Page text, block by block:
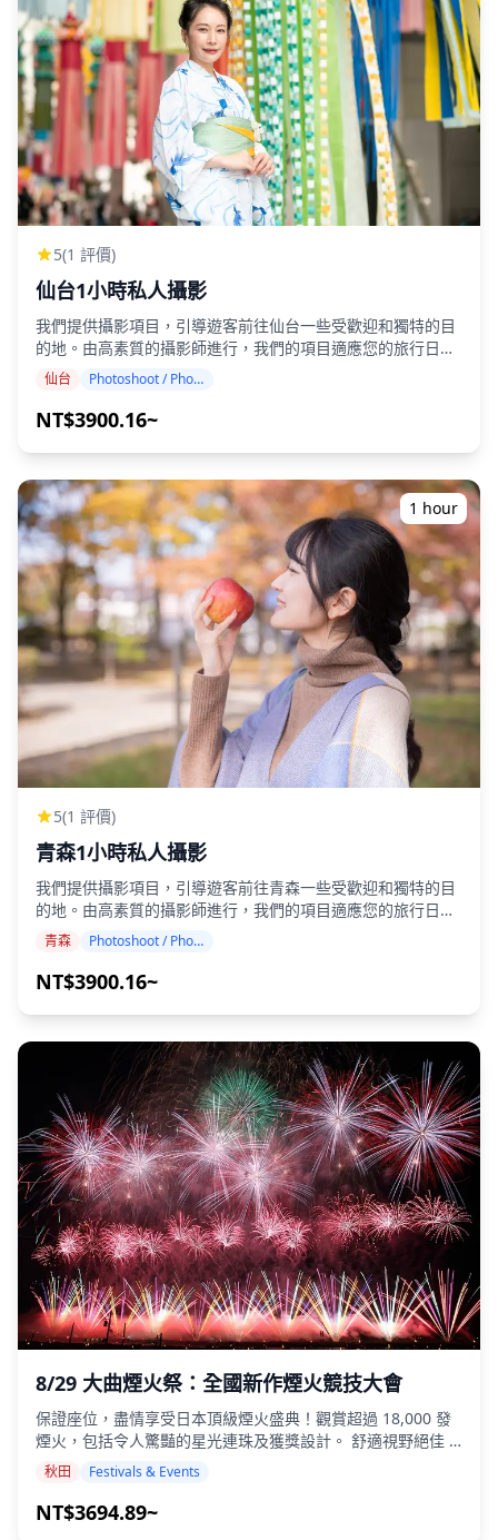
使用LINE時遇到任何問題，請告知我們。） ・如果您希望在
度假村、餐廳、飯店或其他需要事先許可的設施拍照，請務必
自行提前取得必要的拍攝許可。
店套餐（選購） 為提供更舒適便利的體驗，我們也提供限量飯
店套餐，包含節慶當日一晚住宿及觀覽席門票。 可選飯店：
・青森中心飯店 ・淺蟲溫泉 南部屋‧海扇閣 飯店套餐數量有
限，售完為止，敬請把握。 **時間與地點** 遊行時程（開始
時間）： ・8月2日～3日 19:00 – 兒童睡魔及大型睡魔 ・8月4
日～6日 18:45 – 大型睡魔 ・8月7日 13:00 – 大型睡魔 / 19:15
– 煙火表演及睡魔海上遊行（青森港） 地點： ・青森縣青森市
中央1丁目 030-0822（青森睡魔祭） ・從JR青森車站步行約
10分鐘 ## **門票資訊與取票** 本活動提供實體紙本門票，
非電子票券。 節慶當日，請前往以下地點直接向工作人員領取
您的門票。 完成預訂後，我們將於活動前一天通知您具體的取
票時間。 ・取票地點： 新町Cube 6樓 多功能樓層 青森市新
町2-6-25 青森030-0801
https://maps.app.goo.gl/481Bn4NX1wmvAydg7 ・取票時
間： 8月2日～6日取票時間窗口：14:30〜18:30 8月7日取票
時間窗口：9:30〜12:30 ⚠︎ 從新町Cube（取票地點）步行至
取票。 *若無法在指定時間內取票， 恕無法辦理退款。 *具體
受理時間將另行個別通知。 ⚠︎ 恕不提供選位服務。 ## **關
於住宿套餐** ・青森中心飯店住宿方案 請自行前往飯店辦理
入住。 節慶當日一晚住宿 提供單人房及雙人房。 含早餐
ADDRESS: 1-10-9-1 Furukawa, Aomori City, Aomori 030-
0862 ・淺蟲溫泉 南部屋‧海扇閣住宿方案 僅接受兩人同行預訂
請自行前往飯店辦理入住。 節慶當日一晚住宿 海景和室（10
疊，2位入住） 含早餐 ADDRESS: 31 Hotarudani,
Asamushi, Aomori-shi, Aomori 039-3501 ## **使用方式**
- 請於入場閘口向工作人員出示紙本門票。 - 入場後，請依門
票上標示的座位入座。 ## **費用包含** - 紙本門票 - 活動手
冊 ## **費用不含** - 前往會場的交通費 - 其他個人費用 ##
**取消政策** - 所有票券一經售出，恕不退款，無論任何取消
情形均不適用。 ## **預訂前注意事項** - 除主辦單位決定取
消睡魔遊行外，恕不辦理退款。 - 若因遊行未能在規定時間內
完成全程繞行而導致部分睡魔花車未能觀賞，恕不退款。 - 關
於煙火表演觀覽席，除煙火表演本身取消外，恕不退款。請注
意，若活動延期且您無法於改期日出席，亦無法辦理退款。 -
由於椅席設置於道路上，將於交通管制實施後的下午6:40左右
開始佈置。在佈置期間無法引導您入座，請依指定入場時間準
定而有所更動。 - 觀覽區空間有限，請勿攜帶大型行李。主辦
單位對個人物品遭竊或遺失不承擔任何責任。 - 當日遊行將於
睡魔花車在規定時間內完成全程繞行後結束。視遊行進度而
定，若未能在時限內完成繞行，遊行將提前結束。感謝您在遊
行結束後迅速離場。 - 青森睡魔祭無論晴雨均照常舉辦。請注
衣等雨具。 - 請勿做出妨礙其他觀眾的行為。禁止使用或架設
遮擋他人視線的物品（如雨傘、高腳架、橫幅及旗幟等）。 -
遊行路線（道路）觀看活動、拍照或撿拾鈴鐺極為危險，請絕
對不要這樣做。 - 嚴禁隨地丟棄垃圾，請自行帶走垃圾。 ![]
(https://assets.hldycdn.com/events/
5(1 評價)
仙台1小時私人攝影
我們提供攝影項目，引導遊客前往仙台一些受歡迎和獨特的目
的地。由高素質的攝影師進行，我們的項目適應您的旅行日
程，捕捉自然構圖並確定理想的拍攝地點。（請與我們分享您
前3天預訂。我們將安排會說英語/中文/韓語的攝影師。 原始
10張照片進行重新交付。我們會進行修正以營造特定氛圍，如
果需要，還可以調整情緒和顏色。 讓我們通過我們的攝影服務
捕捉您在仙台的特別時刻！ ◆ 重要信息： ・如果您遲到預定
的會面時間，拍攝時間和交付的照片數量可能會減少。 ・如果
在預定日期前3天預報拍攝地點有雨，或者在拍攝當天意外下
雨，有三種選擇：(1)重新安排日期和時間，(2)更改地點，或(3)
取消拍攝。 ![]
(https://assets.hldycdn.com/experiences/
![]
(https://assets.hldycdn.com/experiences/
![]
(https://assets.hldycdn.com/experiences/
![]
(https://assets.hldycdn.com/experiences/
![]
(https://assets.hldycdn.com/experiences/
![]
(https://assets.hldycdn.com/experiences/
![]
(https://assets.hldycdn.com/experiences/
![]
![]
(https://assets.hldycdn.com/experiences/
![]
(https://assets.hldycdn.com/experiences/
**包含項目** ・1小時拍攝服務 ・照片資料（100張以上原始
檔案） ・依需求對最多10張照片進行色彩校正 請注意：編輯
不包含修圖或更改體型、臉部特徵、背景或移除物體。 **不包
含項目** ・收費設施的入場費或門票預約 （攝影師的入場費
（如適用）由客戶負擔。） ・客戶前往拍攝地點的交通費 ・
如果客戶希望在多個地點拍攝，在預約時間內攝影師在各地點
之間移動的交通費由客戶負擔。 ・如果要求的拍攝地點位於偏
遠地區，可能會收取額外費用 （如適用，將提前通知您。）
・其他個人費用 **預約前/後重要注意事項** ・預約確認後，
您將被邀請加入與指定攝影師的LINE群組聊天，以確保拍攝期
間的順暢溝通。 請確保提前安裝LINE應用程式。（如果您在
使用LINE時遇到任何問題，請告知我們。） ・如果您希望在
度假村、餐廳、飯店或其他需要事先許可的設施拍照，請務必
自行提前取得必要的拍攝許可。
仙台 Photoshoot / Photo tour
NT$3900.16~
1 hour
5(1 評價)
青森1小時私人攝影
我們提供攝影項目，引導遊客前往青森一些受歡迎和獨特的目
的地。由高素質的攝影師進行，我們的項目適應您的旅行日
程，捕捉自然構圖並確定理想的拍攝地點。（請與我們分享您
喜歡的地點！） 攝影服務在青森任何地方都可進行，最多可提
前3天預訂。我們將安排會說英語/中文/韓語的攝影師。 原始
10張照片進行重新交付。我們會進行修正以營造特定氛圍，如
果需要，還可以調整情緒和顏色。 讓我們通過我們的攝影服務
捕捉您在青森的特別時刻！ ◆ 重要信息： ・如果您遲到預定
的會面時間，拍攝時間和交付的照片數量可能會減少。 ・如果
在預定日期前3天預報拍攝地點有雨，或者在拍攝當天意外下
雨，有三種選擇：(1)重新安排日期和時間，(2)更改地點，或(3)
取消拍攝。 ![]
(https://assets.hldycdn.com/experiences/
![]
(https://assets.hldycdn.com/experiences/
![]
(https://assets.hldycdn.com/experiences/
![]
(https://assets.hldycdn.com/experiences/
![]
(https://assets.hldycdn.com/experiences/
![]
(https://assets.hldycdn.com/experiences/
![]
(https://assets.hldycdn.com/experiences/
![]
**包含項目** ・1小時拍攝服務 ・照片資料（100張以上原始
青森 Photoshoot / Photo tour
NT$3900.16~
8/29 大曲煙火祭：全國新作煙火競技大會
保證座位，盡情享受日本頂級煙火盛典！觀賞超過 18,000 發
煙火，包括令人驚豔的星光連珠及獲獎設計。 舒適視野絕佳 –
無需提早抵達！在預留座位上欣賞表演。 頂級煙火競技 – 觀看
時間與地點** - 日期：2026年8月29日，星期六 - 煙火施放時
秋田 Festivals & Events
NT$3694.89~